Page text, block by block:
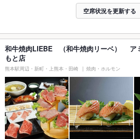
空席状況を更新する
和牛焼肉LIEBE （和牛焼肉リーベ） ア
もと店
熊本駅周辺・新町・上熊本・田崎 焼肉・ホルモン